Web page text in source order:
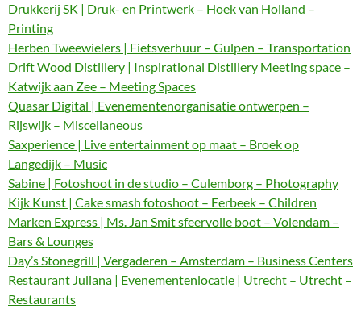
Drukkerij SK | Druk- en Printwerk – Hoek van Holland –
Printing
Herben Tweewielers | Fietsverhuur – Gulpen – Transportation
Drift Wood Distillery | Inspirational Distillery Meeting space –
Katwijk aan Zee – Meeting Spaces
Quasar Digital | Evenementenorganisatie ontwerpen –
Rijswijk – Miscellaneous
Saxperience | Live entertainment op maat – Broek op
Langedijk – Music
Sabine | Fotoshoot in de studio – Culemborg – Photography
Kijk Kunst | Cake smash fotoshoot – Eerbeek – Children
Marken Express | Ms. Jan Smit sfeervolle boot – Volendam –
Bars & Lounges
Day’s Stonegrill | Vergaderen – Amsterdam – Business Centers
Restaurant Juliana | Evenementenlocatie | Utrecht – Utrecht –
Restaurants